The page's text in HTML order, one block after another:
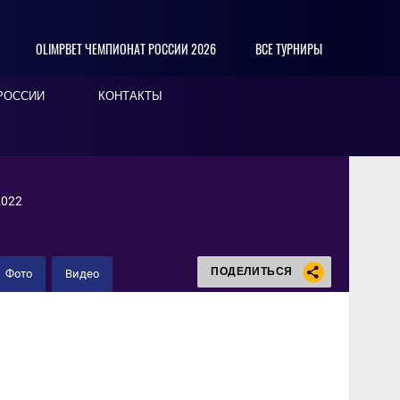
OLIMPBET ЧЕМПИОНАТ РОССИИ 2026 ВСЕ ТУРНИРЫ
КОНТАКТЫ
Фото Видео ПОДЕЛИТЬСЯ